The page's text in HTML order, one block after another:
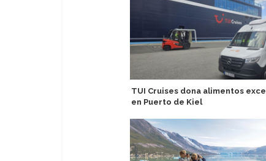
TUI Cruises dona alimentos
en Puerto de Kiel